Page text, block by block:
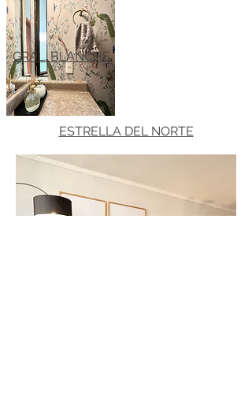
GRAL. BLANCHE
ESTRELLA DEL NORTE